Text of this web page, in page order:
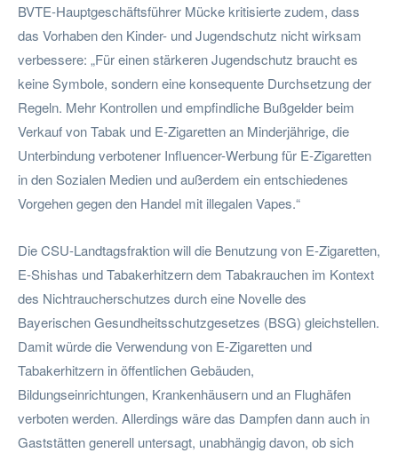
BVTE-Hauptgeschäftsführer Mücke kritisierte zudem, dass
das Vorhaben den Kinder- und Jugendschutz nicht wirksam
verbessere: „Für einen stärkeren Jugendschutz braucht es
keine Symbole, sondern eine konsequente Durchsetzung der
Regeln. Mehr Kontrollen und empfindliche Bußgelder beim
Verkauf von Tabak und E-Zigaretten an Minderjährige, die
Unterbindung verbotener Influencer-Werbung für E-Zigaretten
in den Sozialen Medien und außerdem ein entschiedenes
Vorgehen gegen den Handel mit illegalen Vapes.“
Die CSU-Landtagsfraktion will die Benutzung von E-Zigaretten,
E-Shishas und Tabakerhitzern dem Tabakrauchen im Kontext
des Nichtraucherschutzes durch eine Novelle des
Bayerischen Gesundheitsschutzgesetzes (BSG) gleichstellen.
Damit würde die Verwendung von E-Zigaretten und
Tabakerhitzern in öffentlichen Gebäuden,
Bildungseinrichtungen, Krankenhäusern und an Flughäfen
verboten werden. Allerdings wäre das Dampfen dann auch in
Gaststätten generell untersagt, unabhängig davon, ob sich